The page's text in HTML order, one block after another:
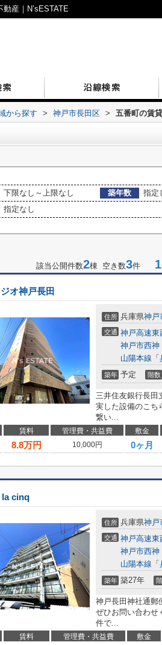
産｜N’sESTATE
から探す > 神戸市長田区 > 五番町の賃貸
下限なし～上限なし 築年数
指定
指定なし
該当公開件数2棟 空き数3件
オ神戸長田
住所 兵庫県神戸
交通 神戸高速東
神戸市西神
山陽本線 「
築年 予定 階数
三井住友銀行長田
実した設備のこち
繋い...
賃料 管理費・共益費 敷金
8.8万円 10,000円 0ヶ月
la cinq
住所 兵庫県神戸
交通 神戸高速東
神戸市西神
山陽本線 「
築年 築27年
神戸長田神社通郵
ぜひお問い合わせ
件で...
賃料 管理費・共益費 敷金